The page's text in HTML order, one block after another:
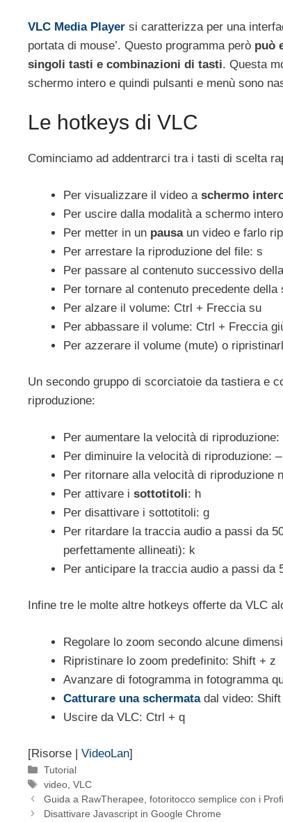
VLC Media Player si caratterizza per una
portata di mouse’. Questo programma però può
singoli tasti e combinazioni di tasti. Questa
schermo intero e quindi pulsanti e menù sono
Le hotkeys di VLC
Cominciamo ad addentrarci tra i tasti di scelta
Per visualizzare il video a schermo
Per uscire dalla modalità a schermo
Per metter in un pausaun video e farlo
Per arrestare la riproduzione del file: s
Per passare al contenuto successivo
Per tornare al contenuto precedente della
Per alzare il volume: Ctrl + Freccia su
Per abbassare il volume: Ctrl + Freccia
Per azzerare il volume (mute) o
Un secondo gruppo di scorciatoie da tastiera e
riproduzione:
Per aumentare la velocità di riproduzione:
Per diminuire la velocità di riproduzione: –
Per ritornare alla velocità di riproduzione
Per attivare i sottotitoli: h
Per disattivare i sottotitoli: g
Per ritardare la traccia audio a passi da
perfettamente allineati): k
Per anticipare la traccia audio a passi da
Infine tre le molte altre hotkeys offerte da VLC
Regolare lo zoom secondo alcune
Ripristinare lo zoom predefinito: Shift + z
Avanzare di fotogramma in fotogramma
Catturare una schermatadal video: Shift
Uscire da VLC: Ctrl + q
[Risorse | VideoLan]
Categorie
Tutorial
Tag
video ,VLC
Guida a RawTherapee, fotoritocco semplice con i
Disattivare Javascript in Google Chrome